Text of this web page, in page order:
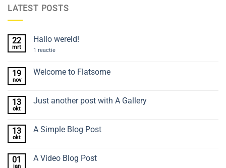
LATEST POSTS
22
mrt
Hallo wereld!
1 reactieop
19
nov
Welcome to Flatsome
Welcome
13
okt
Just another post with A Gallery
Just
A
13
okt
A Simple Blog Post
A
01
jan
A Video Blog Post